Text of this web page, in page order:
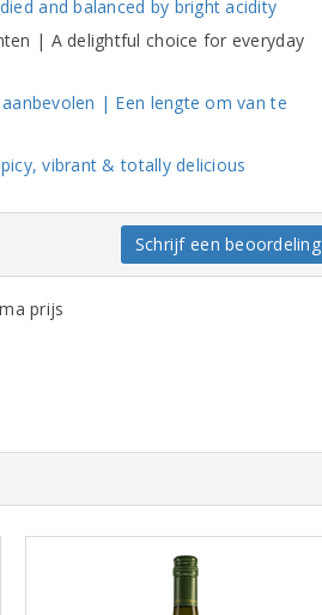
and balanced by bright acidity
| A delightful choice for everyday
| Een lengte om van te
vibrant & totally delicious
Schrijf een beoordeling
prijs